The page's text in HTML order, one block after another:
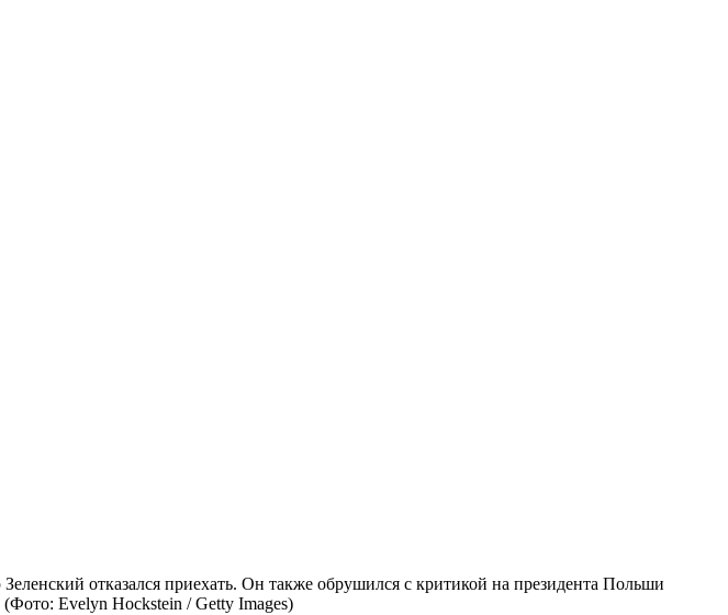
(Фото: Evelyn Hockstein / Getty Images)